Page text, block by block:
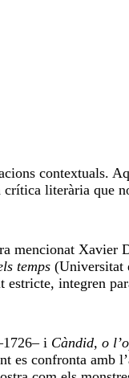
contextuals.
literària que
mencionat Xavier
temps (Universitat
integren
i Càndid, o
es confronta amb